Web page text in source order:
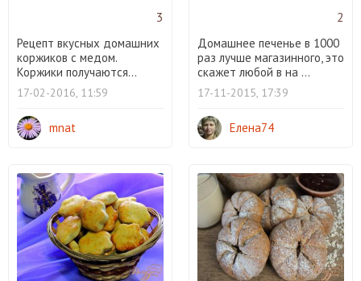
3
Рецепт вкусных домашних
коржиков с медом.
Коржики получаются...
17-02-2016, 11:59
mnat
2
Домашнее печенье в 1000
раз лучше магазинного, это
скажет любой в на ...
17-11-2015, 17:39
Елена74